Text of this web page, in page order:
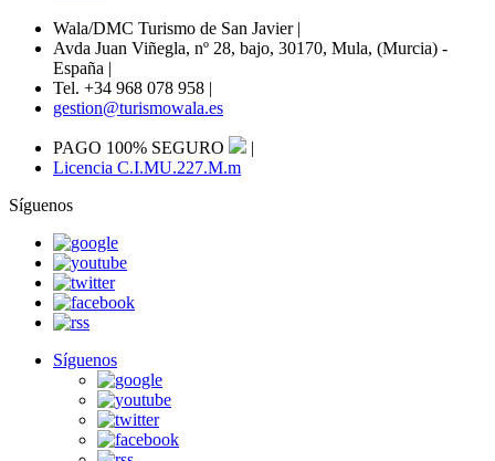
Wala/DMC Turismo de San Javier |
Avda Juan Viñegla, nº 28, bajo, 30170, Mula, (Murcia) -
España |
Tel. +34 968 078 958 |
gestion@turismowala.es
PAGO 100% SEGURO
|
Licencia C.I.MU.227.M.m
Síguenos
Síguenos